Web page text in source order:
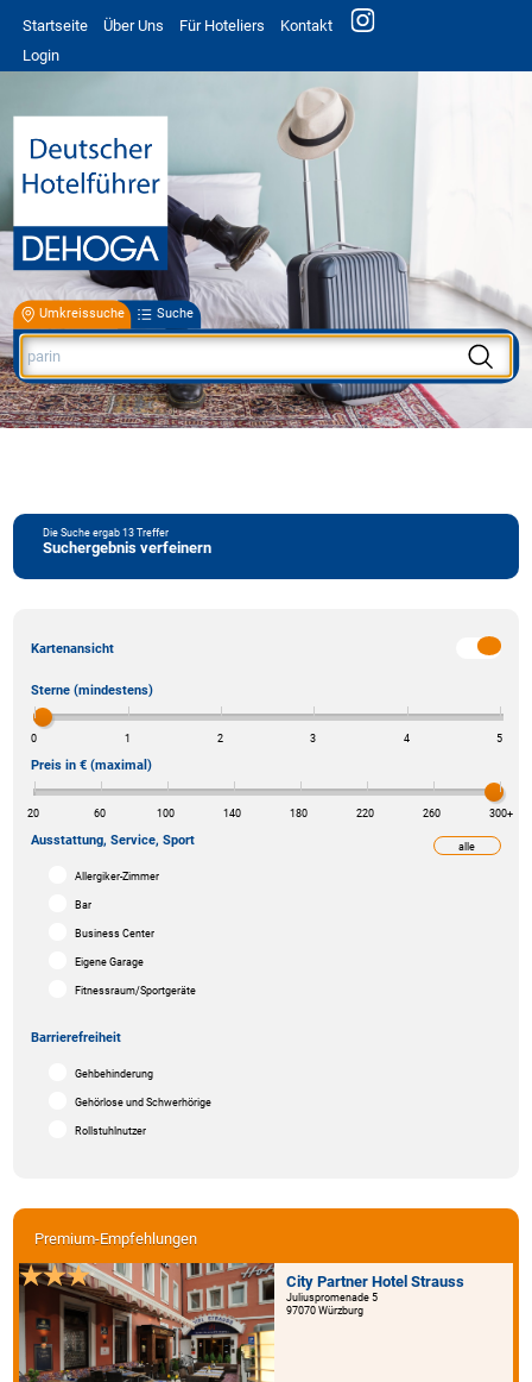
Startseite Über Uns Für Hoteliers
Kontakt
Login
Umkreissuche Suche
Premium-Empfehlungen
City Partner Hotel Strauss
Juliuspromenade 5
97070 Würzburg
Die Suche ergab13Treffer
Suchergebnis verfeinern
Kartenansicht
Sterne (mindestens)
0 1 2 3 4 5
Preis in € (maximal)
20 60 100 140 180 220 260 300+
alle
Ausstattung, Service, Sport
Allergiker-Zimmer
Bar
Business Center
Eigene Garage
Fitnessraum/Sportgeräte
Barrierefreiheit
Gehbehinderung
Gehörlose und Schwerhörige
Rollstuhlnutzer